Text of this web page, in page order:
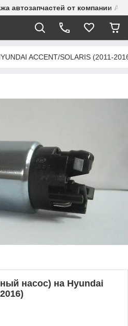
автозапчастей от компании
ACCENT/SOLARIS (2011-
насос) на Hyundai